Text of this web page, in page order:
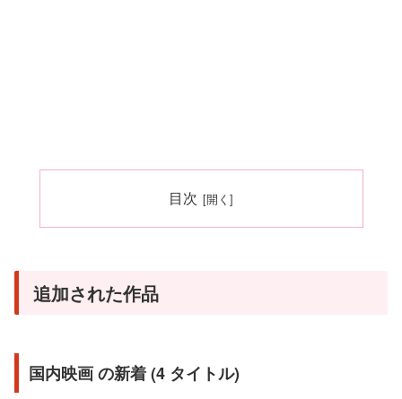
目次
追加された作品
国内映画 の新着 (4 タイトル)